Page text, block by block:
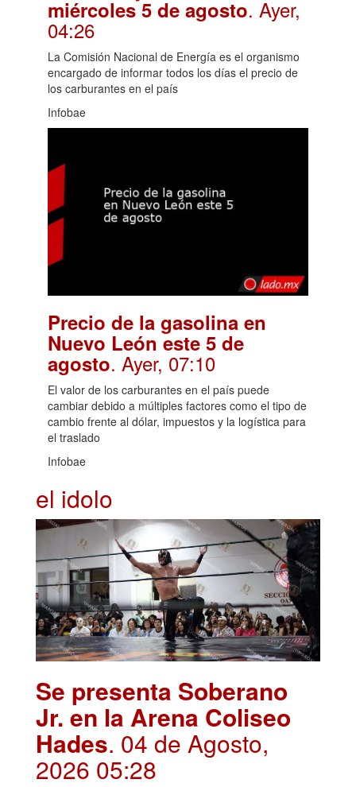
miércoles 5 de agosto. Ayer,
04:26
La Comisión Nacional de Energía es el organismo
encargado de informar todos los días el precio de
los carburantes en el país
Infobae
Precio de la gasolina en
Nuevo León este 5 de
agosto. Ayer, 07:10
El valor de los carburantes en el país puede
cambiar debido a múltiples factores como el tipo de
cambio frente al dólar, impuestos y la logística para
el traslado
Infobae
el idolo
Se presenta Soberano
Jr. en la Arena Coliseo
Hades. 04 de Agosto,
2026 05:28